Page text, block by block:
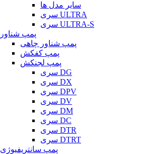
سایر مدل ها
سری ULTRA
سری ULTRA-S
پمپ شناور
پمپ شناور چاهی
پمپ کفکش
پمپ لجنکش
سری DG
سری DX
سری DPV
سری DV
سری DM
سری DC
سری DTR
سری DTRT
پمپ سانتریفیوژی